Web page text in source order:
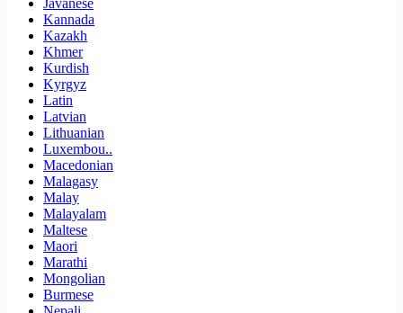
Javanese
Kannada
Kazakh
Khmer
Kurdish
Kyrgyz
Latin
Latvian
Lithuanian
Luxembou..
Macedonian
Malagasy
Malay
Malayalam
Maltese
Maori
Marathi
Mongolian
Burmese